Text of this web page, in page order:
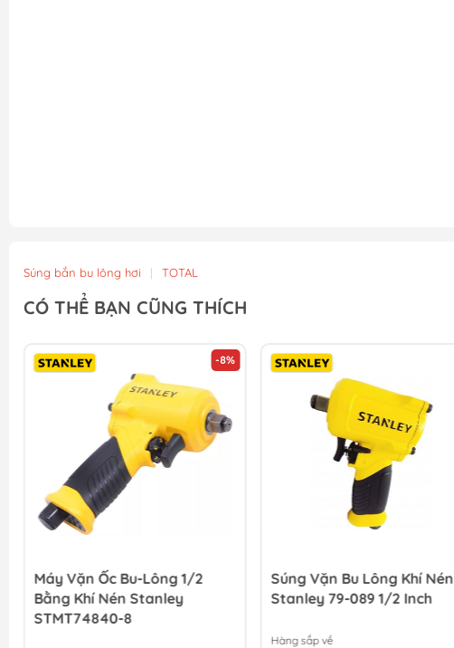
Súng bắn bu lông hơi | TOTAL
CÓ THỂ BẠN CŨNG THÍCH
-8%
Máy Vặn Ốc Bu-Lông 1/2
Bằng Khí Nén Stanley
STMT74840-8
Súng Vặn Bu Lông Khí Nén
Stanley 79-089 1/2 Inch
Hàng sắp về